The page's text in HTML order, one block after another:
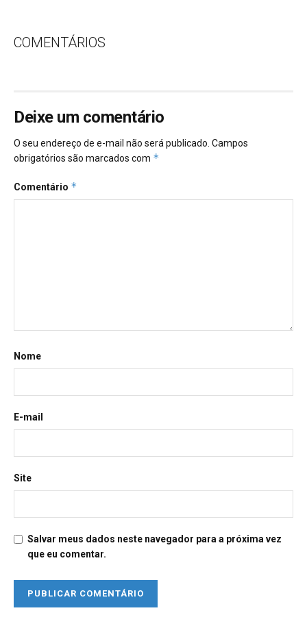
COMENTÁRIOS
Deixe um comentário
O seu endereço de e-mail não será publicado. Campos
obrigatórios são marcados com *
Comentário *
Nome
E-mail
Site
Salvar meus dados neste navegador para a próxima vez
que eu comentar.